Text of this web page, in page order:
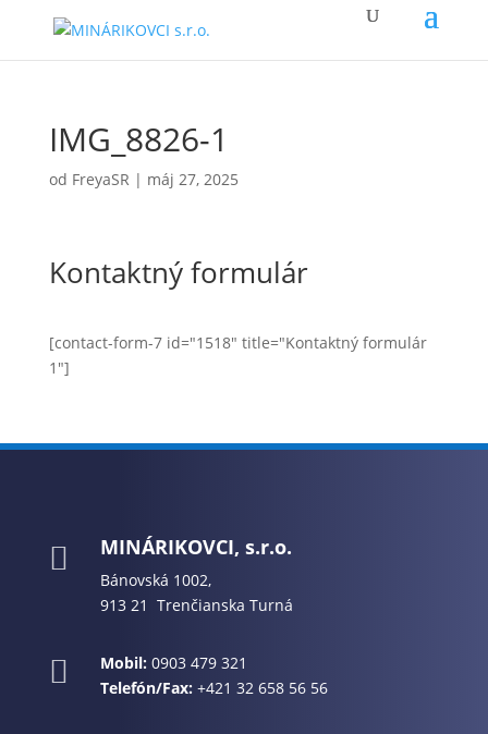
IMG_8826-1
od FreyaSR | máj 27, 2025
Kontaktný formulár
[contact-form-7 id="1518" title="Kontaktný formulár
1"]
 MINÁRIKOVCI, s.r.o.
Bánovská 1002,
913 21 Trenčianska Turná
 Mobil: 0903 479 321
Telefón/Fax:+421 32 658 56 56